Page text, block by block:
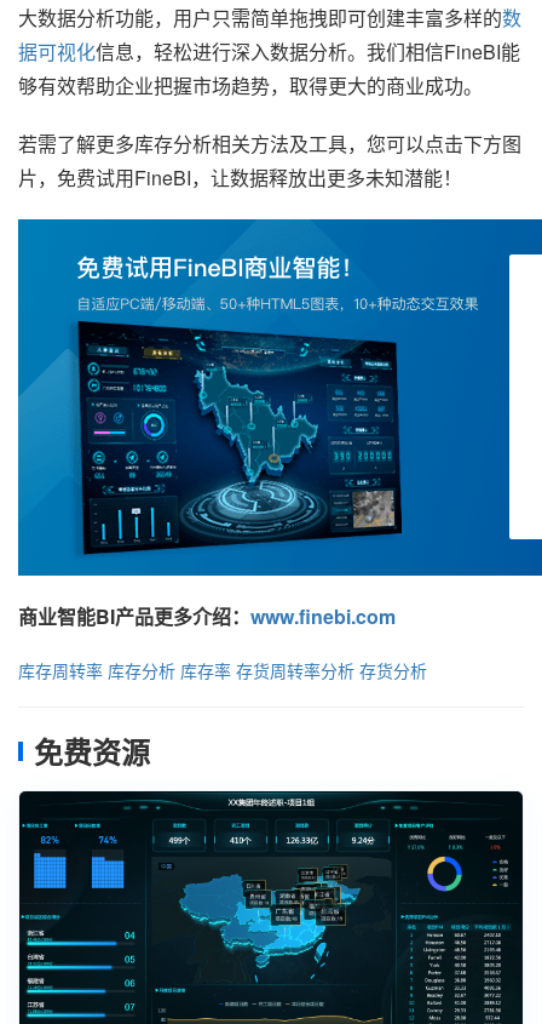
大数据分析功能，用户只需简单拖拽即可创建丰富多样的数
据可视化信息，轻松进行深入数据分析。我们相信FineBI能
够有效帮助企业把握市场趋势，取得更大的商业成功。
若需了解更多库存分析相关方法及工具，您可以点击下方图
片，免费试用FineBI，让数据释放出更多未知潜能！
商业智能BI产品更多介绍： www.finebi.com
库存周转率 库存分析 库存率 存货周转率分析 存货分析
免费资源